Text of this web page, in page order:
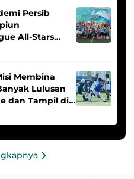
Persib
All-Stars
Membina
Lulusan
dan Tampil di